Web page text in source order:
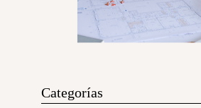
Categorías